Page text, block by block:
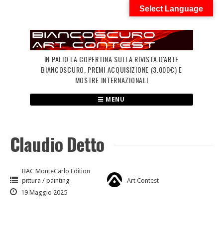
IN PALIO LA COPERTINA SULLA RIVISTA D'ARTE
BIANCOSCURO, PREMI ACQUISIZIONE (3.000€) E
MOSTRE INTERNAZIONALI
MENU
Claudio Detto
BAC MonteCarlo Edition
pittura / painting
Art Contest
19 Maggio 2025
Select Language